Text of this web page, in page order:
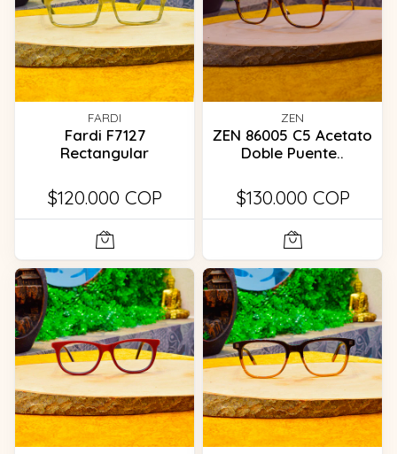
FARDI
Fardi F7127
Rectangular
$120.000 COP
ZEN
ZEN 86005 C5 Acetato
Doble Puente..
$130.000 COP